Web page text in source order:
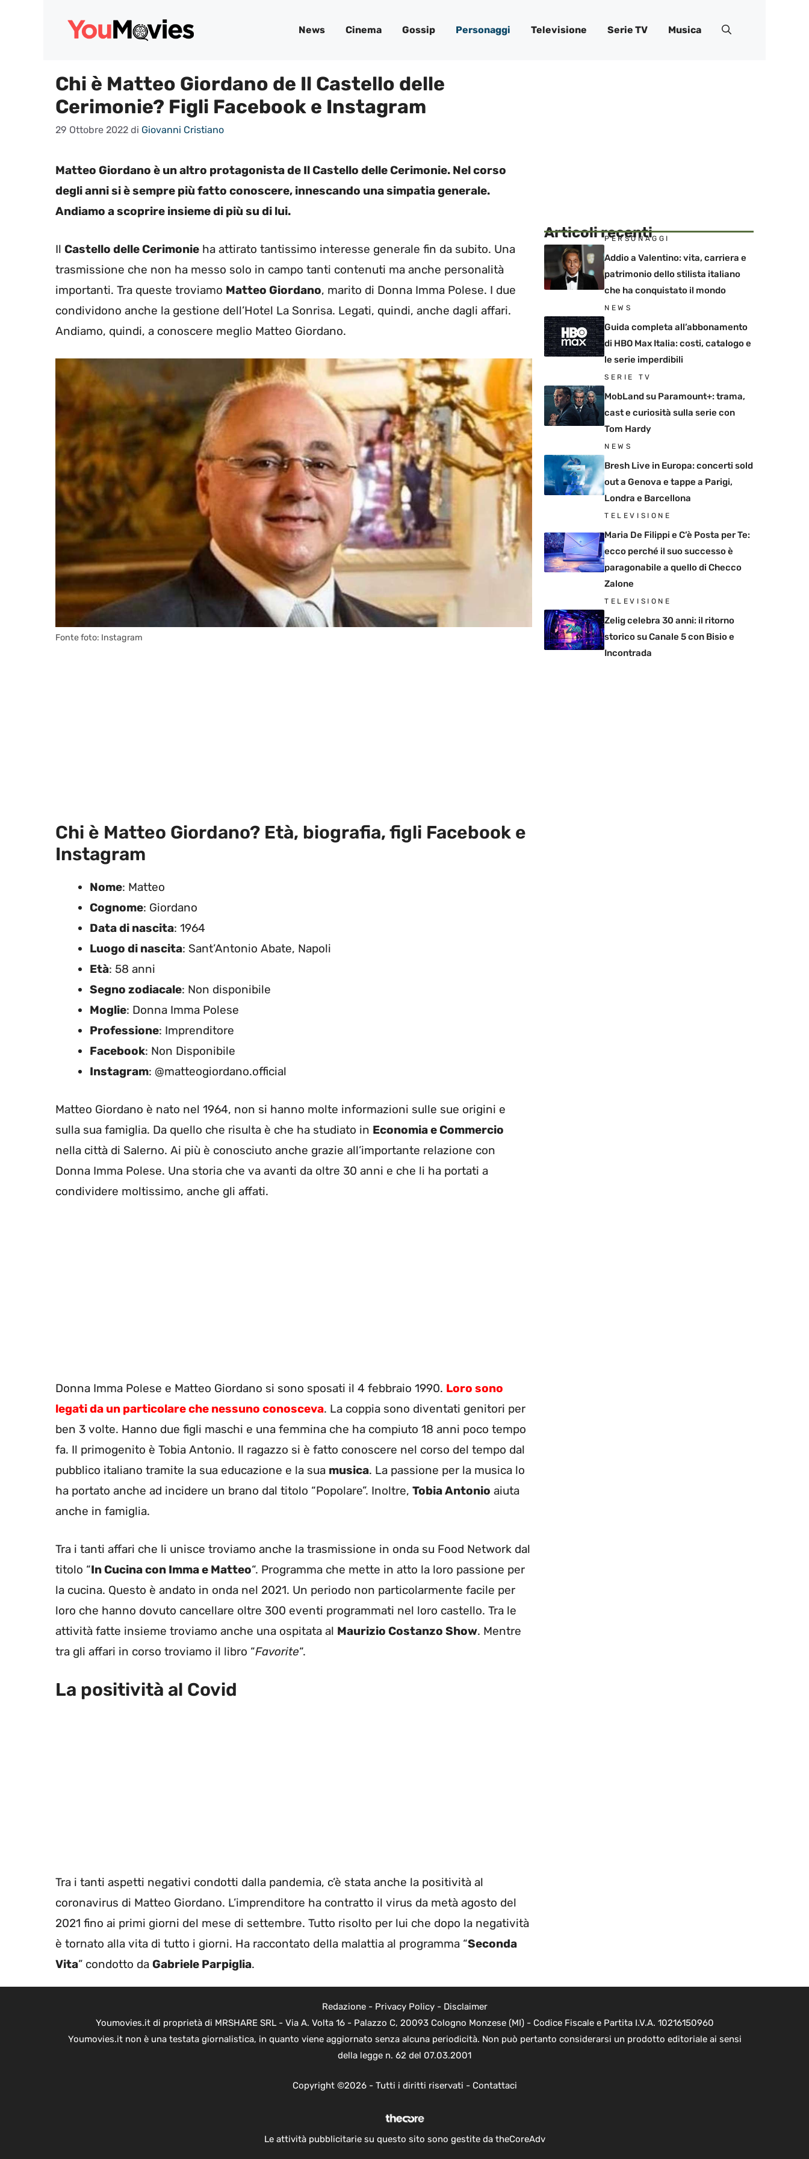
News Cinema Gossip Personaggi Televisione Serie TV Musica
Chi è Matteo Giordano de Il Castello delle
Cerimonie? Figli Facebook e Instagram
29 Ottobre 2022 di Giovanni Cristiano
Matteo Giordano è un altro protagonista de Il Castello delle Cerimonie. Nel corso
degli anni si è sempre più fatto conoscere, innescando una simpatia generale.
Andiamo a scoprire insieme di più su di lui.
Il Castello delle Cerimonie ha attirato tantissimo interesse generale fin da subito. Una
trasmissione che non ha messo solo in campo tanti contenuti ma anche personalità
importanti. Tra queste troviamo Matteo Giordano, marito di Donna Imma Polese. I due
condividono anche la gestione dell’Hotel La Sonrisa. Legati, quindi, anche dagli affari.
Andiamo, quindi, a conoscere meglio Matteo Giordano.
Fonte foto: Instagram
Chi è Matteo Giordano? Età, biografia, figli Facebook e
Instagram
Nome: Matteo
Cognome: Giordano
Data di nascita: 1964
Luogo di nascita: Sant’Antonio Abate, Napoli
Età: 58 anni
Segno zodiacale: Non disponibile
Moglie: Donna Imma Polese
Professione: Imprenditore
Facebook: Non Disponibile
Instagram: @matteogiordano.official
Matteo Giordano è nato nel 1964, non si hanno molte informazioni sulle sue origini e
sulla sua famiglia. Da quello che risulta è che ha studiato in Economia e Commercio
nella città di Salerno. Ai più è conosciuto anche grazie all’importante relazione con
Donna Imma Polese. Una storia che va avanti da oltre 30 anni e che li ha portati a
condividere moltissimo, anche gli affati.
Donna Imma Polese e Matteo Giordano si sono sposati il 4 febbraio 1990. Loro sono
legati da un particolare che nessuno conosceva. La coppia sono diventati genitori per
ben 3 volte. Hanno due figli maschi e una femmina che ha compiuto 18 anni poco tempo
fa. Il primogenito è Tobia Antonio. Il ragazzo si è fatto conoscere nel corso del tempo dal
pubblico italiano tramite la sua educazione e la sua musica. La passione per la musica lo
ha portato anche ad incidere un brano dal titolo “Popolare”. Inoltre, Tobia Antonio aiuta
anche in famiglia.
Tra i tanti affari che li unisce troviamo anche la trasmissione in onda su Food Network dal
titolo “In Cucina con Imma e Matteo“. Programma che mette in atto la loro passione per
la cucina. Questo è andato in onda nel 2021. Un periodo non particolarmente facile per
loro che hanno dovuto cancellare oltre 300 eventi programmati nel loro castello. Tra le
attività fatte insieme troviamo anche una ospitata al Maurizio Costanzo Show. Mentre
tra gli affari in corso troviamo il libro “Favorite“.
La positività al Covid
Tra i tanti aspetti negativi condotti dalla pandemia, c’è stata anche la positività al
coronavirus di Matteo Giordano. L’imprenditore ha contratto il virus da metà agosto del
2021 fino ai primi giorni del mese di settembre. Tutto risolto per lui che dopo la negatività
è tornato alla vita di tutto i giorni. Ha raccontato della malattia al programma “Seconda
Vita” condotto da Gabriele Parpiglia.
Articoli recenti
PERSONAGGI
Addio a Valentino: vita, carriera e
patrimonio dello stilista italiano
che ha conquistato il mondo
NEWS
Guida completa all’abbonamento
di HBO Max Italia: costi, catalogo e
le serie imperdibili
SERIE TV
MobLand su Paramount+: trama,
cast e curiosità sulla serie con
Tom Hardy
NEWS
Bresh Live in Europa: concerti sold
out a Genova e tappe a Parigi,
Londra e Barcellona
TELEVISIONE
Maria De Filippi e C’è Posta per Te:
ecco perché il suo successo è
paragonabile a quello di Checco
Zalone
TELEVISIONE
Zelig celebra 30 anni: il ritorno
storico su Canale 5 con Bisio e
Incontrada
Redazione- Privacy Policy- Disclaimer
Youmovies.it di proprietà di MRSHARE SRL - Via A. Volta 16 - Palazzo C, 20093 Cologno Monzese (MI) - Codice Fiscale e Partita I.V.A. 10216150960
Youmovies.it non è una testata giornalistica, in quanto viene aggiornato senza alcuna periodicità. Non può pertanto considerarsi un prodotto editoriale ai sensi
della legge n. 62 del 07.03.2001
Copyright ©2026 - Tutti i diritti riservati - Contattaci
Le attività pubblicitarie su questo sito sono gestite da theCoreAdv